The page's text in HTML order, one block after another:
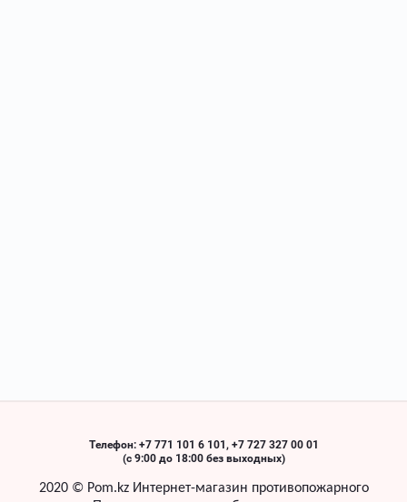
Телефон: +7 771 101 6 101, +7 727 327 00 01
(с 9:00 до 18:00 без выходных)
2020 © Pom.kzИнтернет-магазин противопожарного